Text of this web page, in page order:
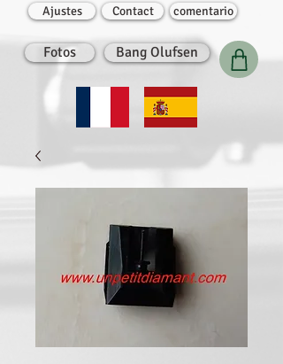
Ajustes Contact comentario
Fotos Bang Olufsen